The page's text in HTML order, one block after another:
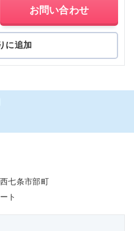
お問い合わせ
に追加
七条市部町
ト